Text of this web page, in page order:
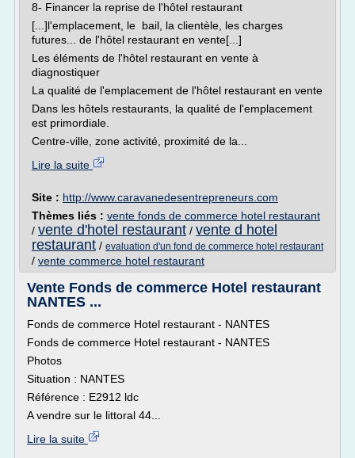
8- Financer la reprise de l'hôtel restaurant
[...]l'emplacement, le bail, la clientèle, les charges
futures... de l'hôtel restaurant en vente[...]
Les éléments de l'hôtel restaurant en vente à
diagnostiquer
La qualité de l'emplacement de l'hôtel restaurant en vente
Dans les hôtels restaurants, la qualité de l'emplacement
est primordiale.
Centre-ville, zone activité, proximité de la...
Lire la suite
Site : http://www.caravanedesentrepreneurs.com
Thèmes liés : vente fonds de commerce hotel restaurant
/ vente d'hotel restaurant / vente d hotel
restaurant / evaluation d'un fond de commerce hotel restaurant
/ vente commerce hotel restaurant
Vente Fonds de commerce Hotel restaurant
NANTES ...
Fonds de commerce Hotel restaurant - NANTES
Fonds de commerce Hotel restaurant - NANTES
Photos
Situation : NANTES
Référence : E2912 ldc
A vendre sur le littoral 44...
Lire la suite